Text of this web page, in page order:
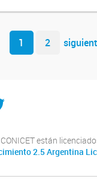
de artículos
1 2
están
2.5 Argentina